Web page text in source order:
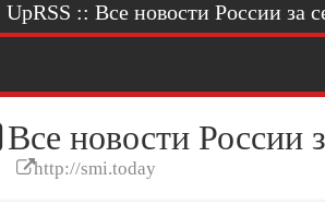
UpRSS :: Все новости России за
Все новости России
http://smi.today